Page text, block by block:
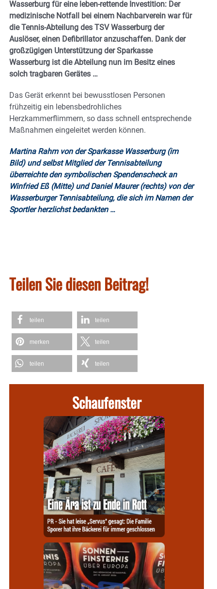
Wasserburg für eine leben-rettende Investition: Der
medizinische Notfall bei einem Nachbarverein war für
die Tennis-Abteilung des TSV Wasserburg der
Auslöser, einen Defibrillator anzuschaffen. Dank der
großzügigen Unterstützung der Sparkasse
Wasserburg ist die Abteilung nun im Besitz eines
solch tragbaren Gerätes …
Das Gerät erkennt bei bewusstlosen Personen
frühzeitig ein lebensbedrohliches
Herzkammerflimmern, so dass schnell entsprechende
Maßnahmen eingeleitet werden können.
Martina Rahm von der Sparkasse Wasserburg (im
Bild) und selbst Mitglied der Tennisabteilung
überreichte den symbolischen Spendenscheck an
Winfried Eß (Mitte) und Daniel Maurer (rechts) von der
Wasserburger Tennisabteilung, die sich im Namen der
Sportler herzlichst bedankten …
Teilen Sie diesen Beitrag!
teilen teilen
merken teilen
teilen teilen
Schaufenster